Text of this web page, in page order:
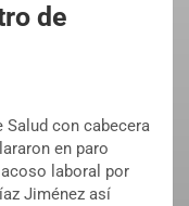
de
Salud con cabecera
en paro
laboral por
Jiménez así